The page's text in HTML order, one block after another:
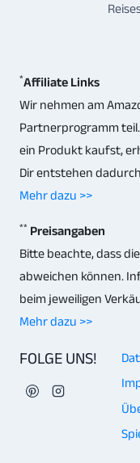
*Affiliate Links
Wir nehmen am
Partnerprogramm
ein Produkt kaufst,
Dir entstehen
Mehr dazu >>
** Preisangaben
Bitte beachte, dass
abweichen können.
beim jeweiligen
Mehr dazu >>
FOLGE UNS!